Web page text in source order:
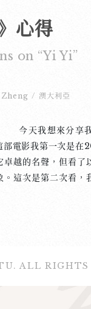
心得
on “Yi Yi”
/ 澳大利亞
天我想來分享我
部電影我第一次是在
卓越的名聲，但看了
。這次是第二次看，
作品終結處各旋律結
。《一一》的結構大
ALL RIGHTS